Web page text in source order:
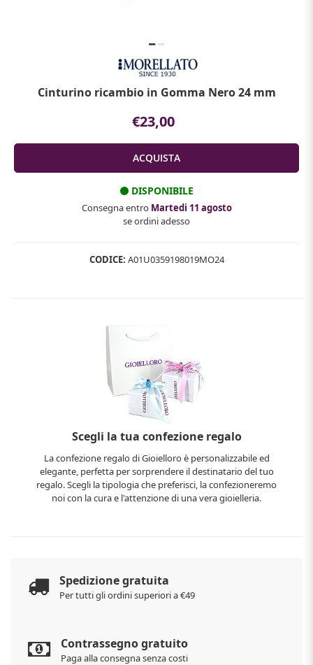
Cinturino ricambio in Gomma Nero 24 mm
€23,00
DISPONIBILE
Consegna entro Martedi 11 agosto
se ordini adesso
CODICE: A01U0359198019MO24
Scegli la tua confezione regalo
La confezione regalo di Gioielloro è personalizzabile ed
elegante, perfetta per sorprendere il destinatario del tuo
regalo. Scegli la tipologia che preferisci, la confezioneremo
noi con la cura e l'attenzione di una vera gioielleria.
Spedizione gratuita
Per tutti gli ordini superiori a €49
Contrassegno gratuito
Paga alla consegna senza costi